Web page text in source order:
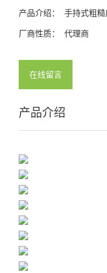
产品介绍： 手持式粗
厂商性质： 代理商
在线留言
产品介绍